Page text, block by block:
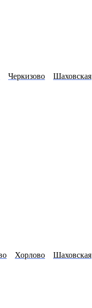
Черкизово Шаховская
Хорлово Шаховская